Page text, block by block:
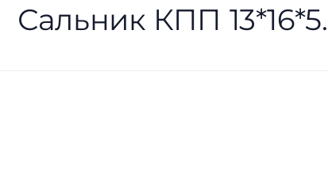
Сальник КПП